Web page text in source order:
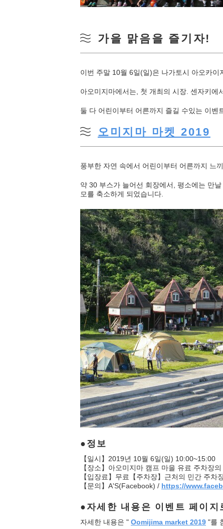
가을 맑음을 즐기자!
이번 주말 10월 6일(일)은 나가토시 아오카이
아오미지마에서는, 첫 개최의 시장. 센자키에
둘 다 어린이부터 어른까지 즐길 수있는 이벤
오미지마 마켓 2019
풍부한 자연 속에서 어린이부터 어른까지 느
약 30 부스가 늘어선 회장에서, 평소에는 만
모를 축소하게 되었습니다.
정보
【일시】2019년 10월 6일(일) 10:00~15:00
【장소】아오미지마 캠프 마을 유료 주차장
【입장료】무료【주차장】근처의 민간 주차
【문의】A'S(Facebook) / https://
자세한 내용은 이벤트 페이지
자세한 내용은 " Oomijima market 2019 "를